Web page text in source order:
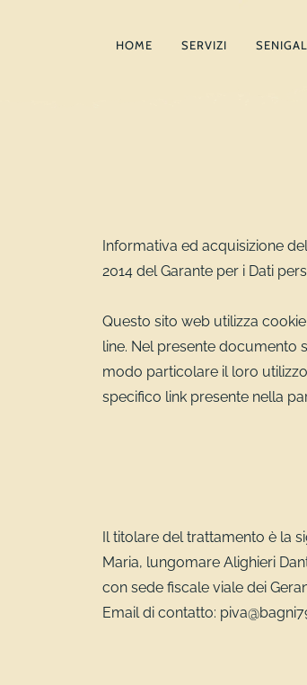
HOME SERVIZI
Informativa ed acquisizione
2014 del Garante per i Dati
Questo sito web utilizza
line. Nel presente documento
modo particolare il loro
specifico link presente nella
Il titolare del trattamento è la
Maria, lungomare Alighieri
con sede fiscale viale dei
Email di contatto: